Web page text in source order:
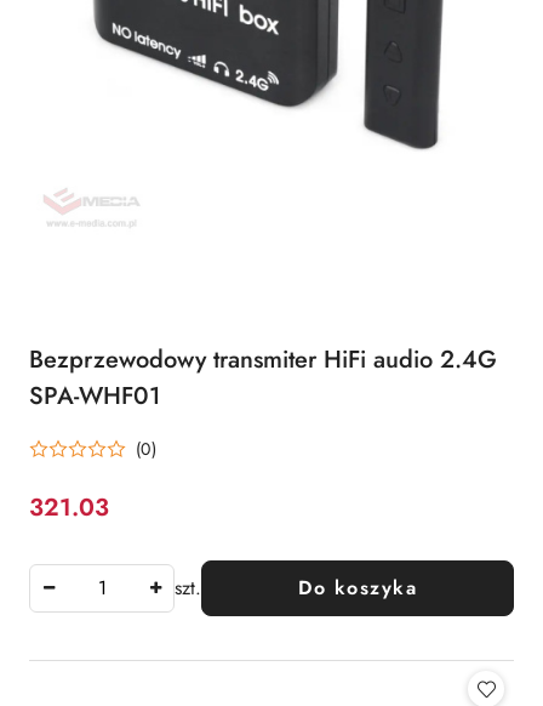
Bezprzewodowy transmiter HiFi audio 2.4G
SPA-WHF01
(0)
Cena:
321.03
szt. Do koszyka